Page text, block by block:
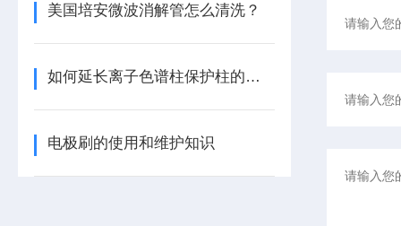
美国培安微波消解管怎么清洗？
如何延长离子色谱柱保护柱的使用寿命
电极刷的使用和维护知识